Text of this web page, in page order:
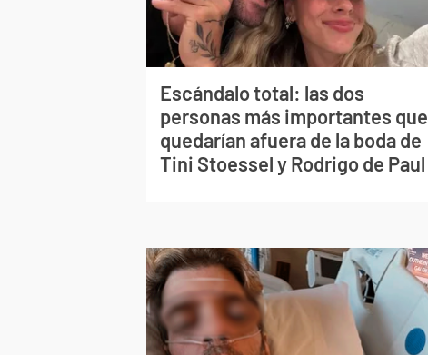
Escándalo total: las dos
personas más importantes que
quedarían afuera de la boda de
Tini Stoessel y Rodrigo de Paul